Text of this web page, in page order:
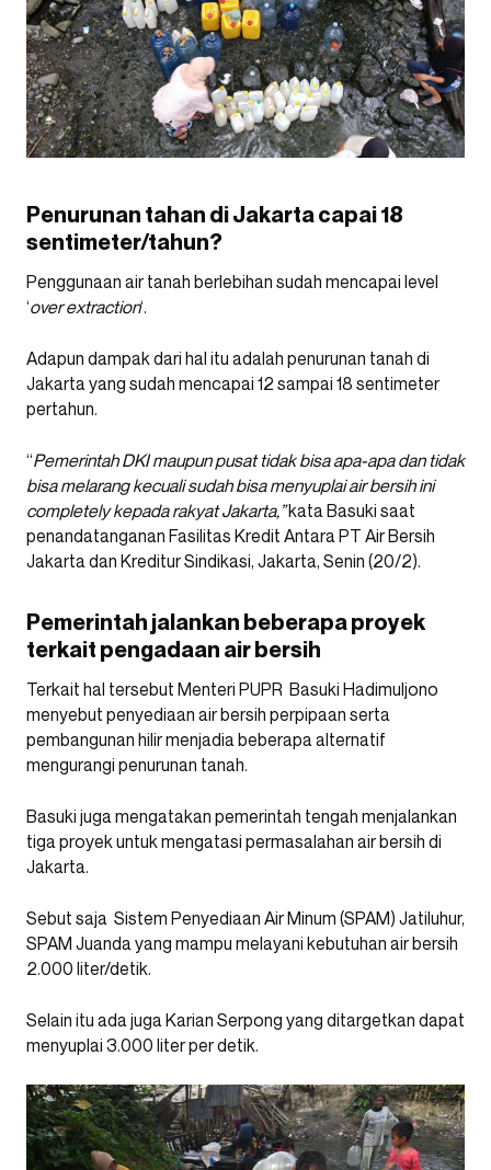
Penurunan tahan di Jakarta capai 18
sentimeter/tahun?
Penggunaan air tanah berlebihan sudah mencapai level
‘over extraction‘.
Adapun dampak dari hal itu adalah penurunan tanah di
Jakarta yang sudah mencapai 12 sampai 18 sentimeter
pertahun.
“Pemerintah DKI maupun pusat tidak bisa apa-apa dan tidak
bisa melarang kecuali sudah bisa menyuplai air bersih ini
completely kepada rakyat Jakarta,”kata Basuki saat
penandatanganan Fasilitas Kredit Antara PT Air Bersih
Jakarta dan Kreditur Sindikasi, Jakarta, Senin (20/2).
Pemerintah jalankan beberapa proyek
terkait pengadaan air bersih
Terkait hal tersebut Menteri PUPR Basuki Hadimuljono
menyebut penyediaan air bersih perpipaan serta
pembangunan hilir menjadia beberapa alternatif
mengurangi penurunan tanah.
Basuki juga mengatakan pemerintah tengah menjalankan
tiga proyek untuk mengatasi permasalahan air bersih di
Jakarta.
Sebut saja Sistem Penyediaan Air Minum (SPAM) Jatiluhur,
SPAM Juanda yang mampu melayani kebutuhan air bersih
2.000 liter/detik.
Selain itu ada juga Karian Serpong yang ditargetkan dapat
menyuplai 3.000 liter per detik.